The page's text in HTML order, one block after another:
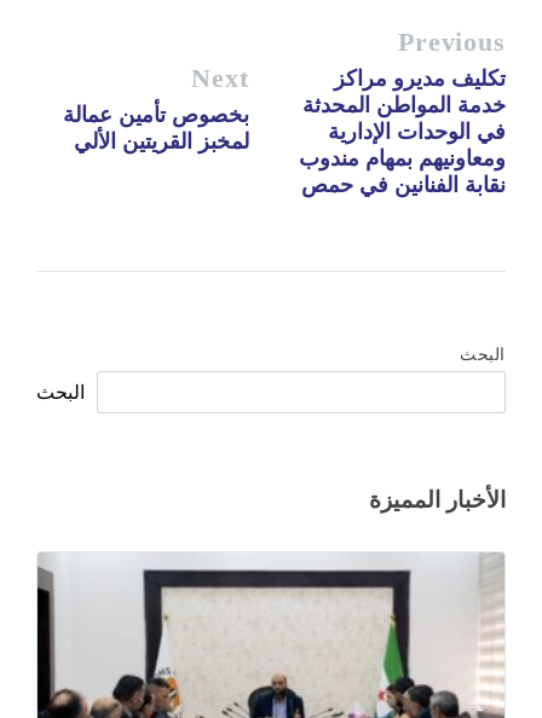
Previous
تكليف مديرو مراكز
خدمة المواطن المحدثة
في الوحدات الإدارية
ومعاونيهم بمهام مندوب
نقابة الفنانين في حمص
Next
بخصوص تأمين عمالة
لمخبز القريتين الألي
البحث
البحث
الأخبار المميزة